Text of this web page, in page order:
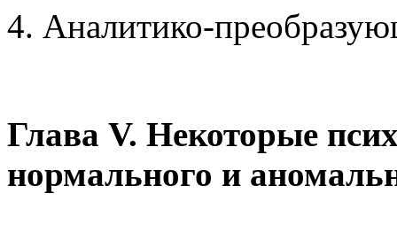
4. Аналитико-
Глава V. Некоторые
нормального и